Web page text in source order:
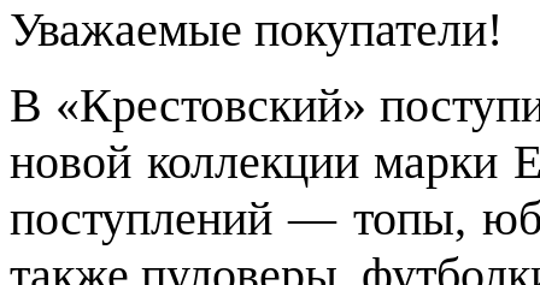
Уважаемые покупатели!
В «Крестовский»
новой коллекции
поступлений — топы,